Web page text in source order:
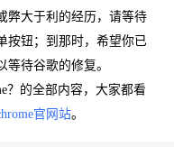
弊大于利的经历，请等待
按钮；到那时，希望你已
待谷歌的修复。
？的全部内容，大家都看
官网站。